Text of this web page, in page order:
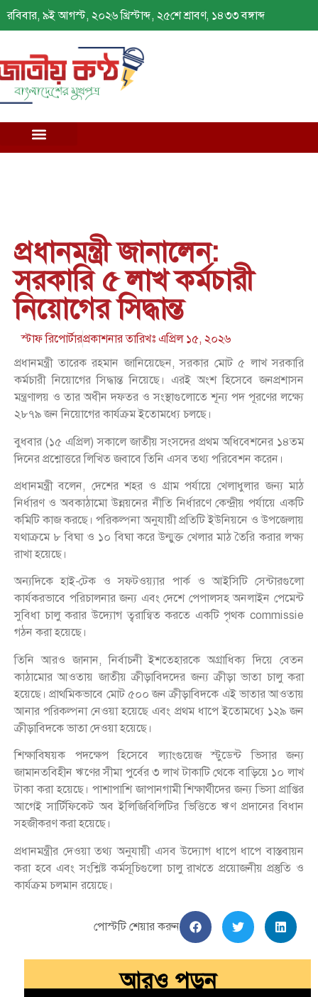
রবিবার, ৯ই আগস্ট, ২০২৬ খ্রিস্টাব্দ, ২৫শে শ্রাবণ, ১৪৩৩ বঙ্গাব্দ
প্রধানমন্ত্রী জানালেন:
সরকারি ৫ লাখ কর্মচারী
নিয়োগের সিদ্ধান্ত
স্টাফ রিপোর্টারপ্রকাশনার তারিখঃএপ্রিল ১৫, ২০২৬
প্রধানমন্ত্রী তারেক রহমান জানিয়েছেন, সরকার মোট ৫ লাখ সরকারি
কর্মচারী নিয়োগের সিদ্ধান্ত নিয়েছে। এরই অংশ হিসেবে জনপ্রশাসন
মন্ত্রণালয় ও তার অধীন দফতর ও সংস্থাগুলোতে শূন্য পদ পূরণের লক্ষ্যে
২৮৭৯ জন নিয়োগের কার্যক্রম ইতোমধ্যে চলছে।
বুধবার (১৫ এপ্রিল) সকালে জাতীয় সংসদের প্রথম অধিবেশনের ১৪তম
দিনের প্রশ্নোত্তরে লিখিত জবাবে তিনি এসব তথ্য পরিবেশন করেন।
প্রধানমন্ত্রী বলেন, দেশের শহর ও গ্রাম পর্যায়ে খেলাধুলার জন্য মাঠ
নির্ধারণ ও অবকাঠামো উন্নয়নের নীতি নির্ধারণে কেন্দ্রীয় পর্যায়ে একটি
কমিটি কাজ করছে। পরিকল্পনা অনুযায়ী প্রতিটি ইউনিয়নে ও উপজেলায়
যথাক্রমে ৮ বিঘা ও ১০ বিঘা করে উন্মুক্ত খেলার মাঠ তৈরি করার লক্ষ্য
রাখা হয়েছে।
অন্যদিকে হাই-টেক ও সফটওয়্যার পার্ক ও আইসিটি সেন্টারগুলো
কার্যকরভাবে পরিচালনার জন্য এবং দেশে পেপালসহ অনলাইন পেমেন্ট
সুবিধা চালু করার উদ্যোগ ত্বরান্বিত করতে একটি পৃথক commissie
গঠন করা হয়েছে।
তিনি আরও জানান, নির্বাচনী ইশতেহারকে অগ্রাধিক্য দিয়ে বেতন
কাঠামোর আওতায় জাতীয় ক্রীড়াবিদদের জন্য ক্রীড়া ভাতা চালু করা
হয়েছে। প্রাথমিকভাবে মোট ৫০০ জন ক্রীড়াবিদকে এই ভাতার আওতায়
আনার পরিকল্পনা নেওয়া হয়েছে এবং প্রথম ধাপে ইতোমধ্যে ১২৯ জন
ক্রীড়াবিদকে ভাতা দেওয়া হয়েছে।
শিক্ষাবিষয়ক পদক্ষেপ হিসেবে ল্যাংগুয়েজ স্টুডেন্ট ভিসার জন্য
জামানতবিহীন ঋণের সীমা পুর্বের ৩ লাখ টাকাটি থেকে বাড়িয়ে ১০ লাখ
টাকা করা হয়েছে। পাশাপাশি জাপানগামী শিক্ষার্থীদের জন্য ভিসা প্রাপ্তির
আগেই সার্টিফিকেট অব ইলিজিবিলিটির ভিত্তিতে ঋণ প্রদানের বিধান
সহজীকরণ করা হয়েছে।
প্রধানমন্ত্রীর দেওয়া তথ্য অনুযায়ী এসব উদ্যোগ ধাপে ধাপে বাস্তবায়ন
করা হবে এবং সংশ্লিষ্ট কর্মসূচিগুলো চালু রাখতে প্রয়োজনীয় প্রস্তুতি ও
কার্যক্রম চলমান রয়েছে।
পোস্টটি শেয়ার করুন
আরও পড়ুন